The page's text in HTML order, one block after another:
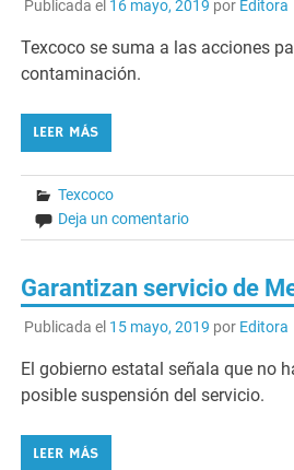
Publicada el 16 mayo, 2019 por Editora
Texcoco se suma a las acciones
contaminación.
LEER MÁS
Texcoco
Deja un comentario
Garantizan servicio de
Publicada el 15 mayo, 2019 por Editora
El gobierno estatal señala que no
posible suspensión del servicio.
LEER MÁS